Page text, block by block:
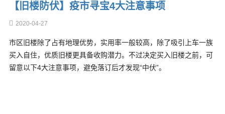
【旧楼防伏】疫市寻宝4大注意事项
2020-04-27
市区旧楼除了占有地理优势，实用率一般较高，除了吸引上车一族
买入自住，优质旧楼更具备收购潜力。不过决定买入旧楼之前，可
留意以下4大注意事项，避免落订后才发现“中伏”。